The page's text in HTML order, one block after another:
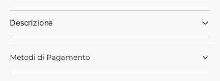
SPINA
SCATTO
-
Ama
SPINA
Ama
Descrizione
Metodi di Pagamento